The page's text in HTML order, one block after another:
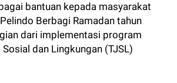
bantuan kepada masyarakat
Berbagi Ramadan tahun
dari implementasi program
dan Lingkungan (TJSL)